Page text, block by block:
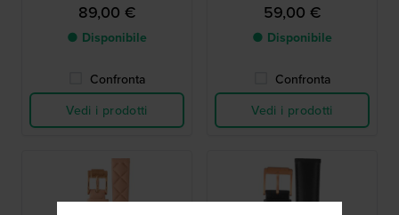
89,00 €
● Disponibile
Confronta
Vedi i prodotti
59,00 €
● Disponibile
Confronta
Vedi i prodotti